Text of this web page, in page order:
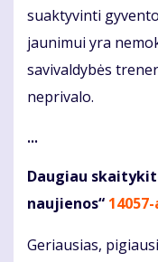
suaktyvinti
jaunimui yra
savivaldybės
neprivalo.
...
Daugiau
naujienos“
Geriausias,